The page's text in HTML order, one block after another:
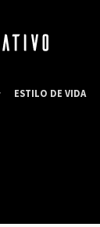
ESTILO DE VIDA